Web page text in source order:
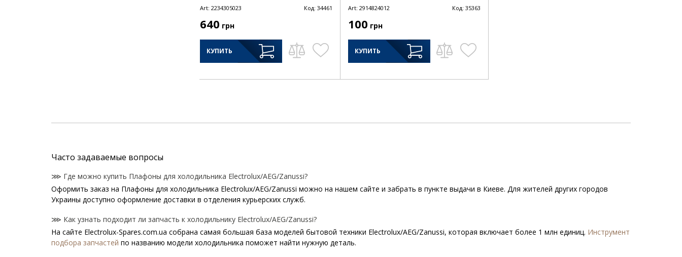
Art: 2234305023 Код: 34461
640 грн
КУПИТЬ
Art: 2914824012 Код: 35363
100 грн
КУПИТЬ
Часто задаваемые вопросы
⋙ Где можно купить Плафоны для холодильника Electrolux/AEG/Zanussi?
Оформить заказ на Плафоны для холодильника Electrolux/AEG/Zanussi можно на нашем сайте и забрать в пункте выдачи в Киеве. Для жителей других городов
Украины доступно оформление доставки в отделения курьерских служб.
⋙ Как узнать подходит ли запчасть к холодильнику Electrolux/AEG/Zanussi?
На сайте Electrolux-Spares.com.ua собрана самая большая база моделей бытовой техники Electrolux/AEG/Zanussi, которая включает более 1 млн единиц. Инструмент
подбора запчастей по названию модели холодильника поможет найти нужную деталь.